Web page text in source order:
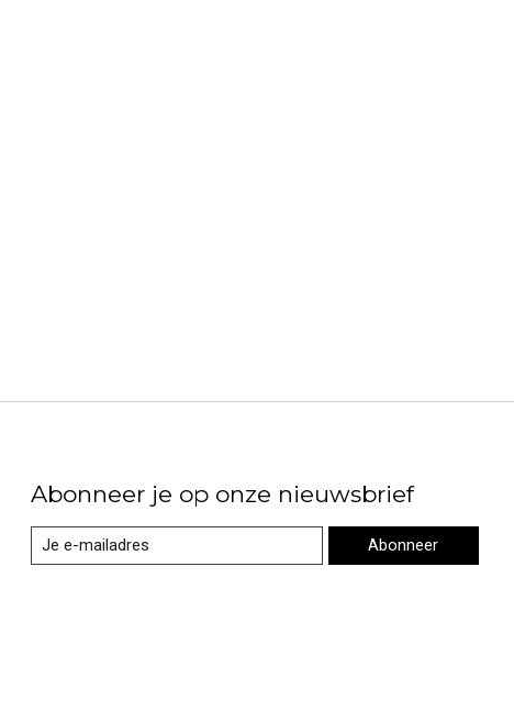
Abonneer je op onze nieuwsbrief
Abonneer